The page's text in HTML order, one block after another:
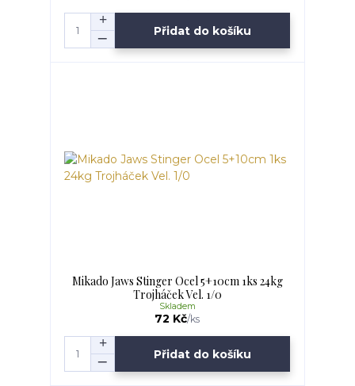
Přidat do košíku
Mikado Jaws Stinger Ocel 5+10cm 1ks 24kg
Trojháček Vel. 1/0
72 Kč/ks
Skladem
Přidat do košíku